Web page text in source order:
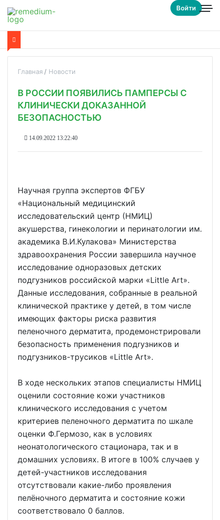
Войти
Главная Новости
В РОССИИ ПОЯВИЛИСЬ ПАМПЕРСЫ С
КЛИНИЧЕСКИ ДОКАЗАННОЙ
БЕЗОПАСНОСТЬЮ
14.09.2022 13:22:40
Научная группа экспертов ФГБУ
«Национальный медицинский
исследовательский центр (НМИЦ)
акушерства, гинекологии и перинатологии им.
акадeмикa В.И.Кулакова» Министерства
здравоохранения России завершила научное
исследование одноразовых детских
подгузников российской марки «Little Art».
Данные исследования, собранные в реальной
клинической практике у детей, в том числе
имеющих факторы риска развития
пеленочного дерматита, продемонстрировали
безопасность применения подryзников и
подгузников-трусиков «Little Art».
В ходе нескольких этапов специалисты НМИЦ
оценили состояние кожи участников
клинического исследования с учетом
критериев пеленочного дерматита по шкале
оценки Ф.Гермозо, как в условиях
неонатологического стационара, так и в
домашних условиях. В итоге в 100% случаев у
детей-участников исследования
отсутствовали какие-либо проявления
пелёночного дерматита и состояние кожи
соответствовало 0 баллов.